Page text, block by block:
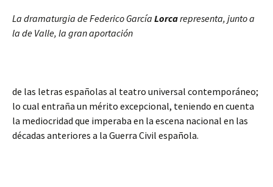
La dramaturgia de Federico García Lorcarepresenta, junto a
la de Valle, la gran aportación
de las letras españolas al teatro universal contemporáneo;
lo cual entraña un mérito excepcional, teniendo en cuenta
la mediocridad que imperaba en la escena nacional en las
décadas anteriores a la Guerra Civil española.